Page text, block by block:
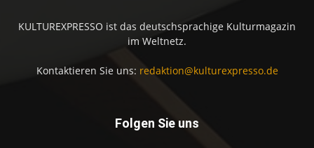
KULTUREXPRESSO ist das deutschsprachige Kulturmagazin
im Weltnetz.
Kontaktieren Sie uns: redaktion@kulturexpresso.de
Folgen Sie uns